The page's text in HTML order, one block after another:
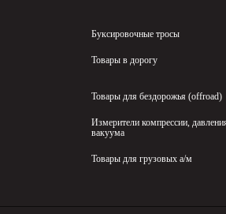
Буксировочные тросы
Товары в дорогу
Товары для бездорожья (offroad)
Измерители компрессии,
вакуума
Товары для грузовых а/м